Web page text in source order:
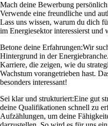
Mach deine Bewerbung
Verwende eine freundliche und
Lass uns wissen, warum du dich
im Energiesektor interessierst und
Betone deine Erfahrungen:Wir
Hintergrund in der
Karriere, die zeigen, wie du
Wachstum vorangetrieben hast.
besonders interessant!
Sei klar und strukturiert:Eine gut
deine Qualifikationen schnell zu
Aufzählungen, um deine